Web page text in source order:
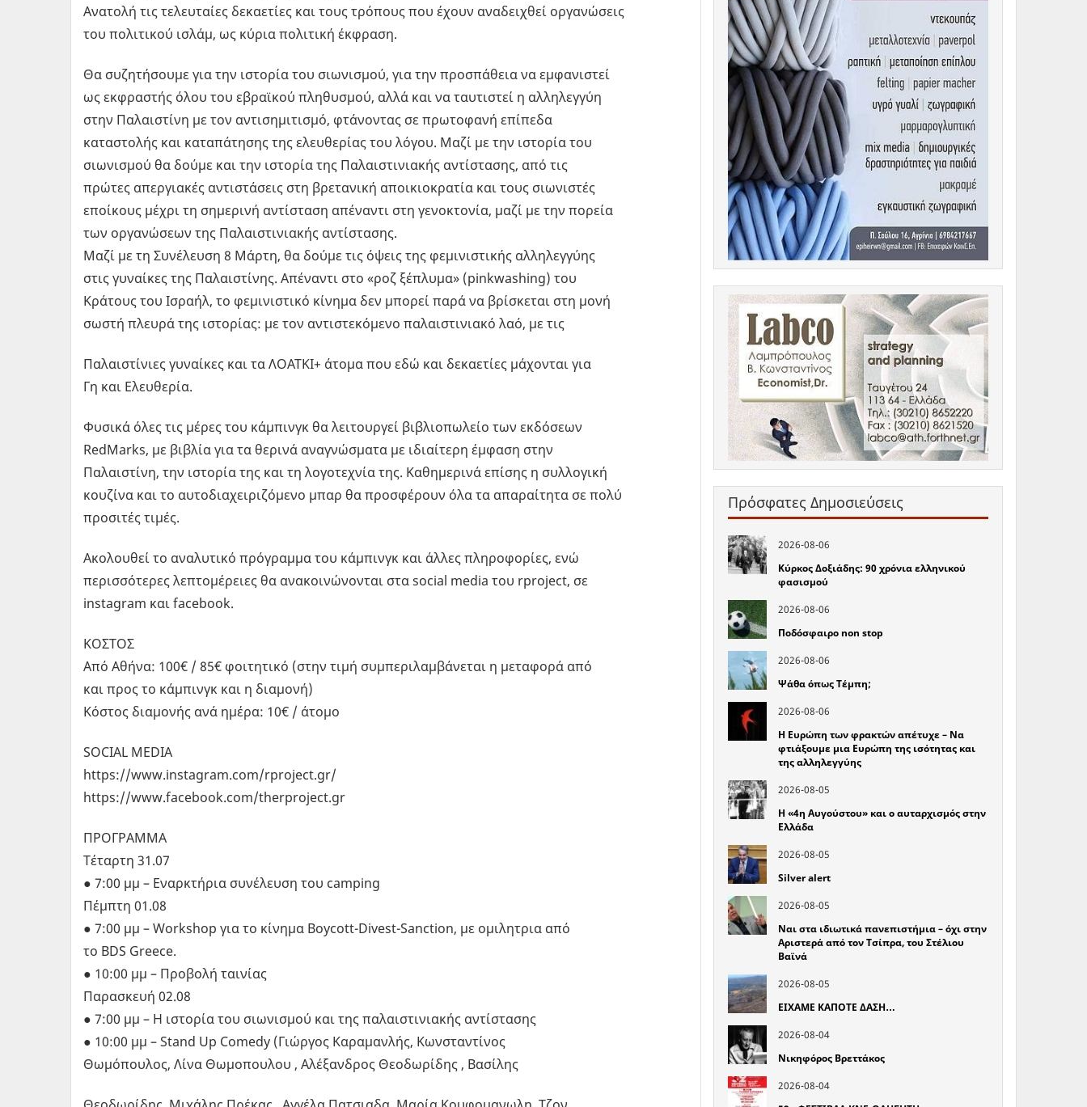
Ανατολή τις τελευταίες δεκαετίες και τους τρόπους που έχουν αναδειχθεί οργανώσεις
του πολιτικού ισλάμ, ως κύρια πολιτική έκφραση.
Θα συζητήσουμε για την ιστορία του σιωνισμού, για την προσπάθεια να εμφανιστεί
ως εκφραστής όλου του εβραϊκού πληθυσμού, αλλά και να ταυτιστεί η αλληλεγγύη
στην Παλαιστίνη με τον αντισημιτισμό, φτάνοντας σε πρωτοφανή επίπεδα
καταστολής και καταπάτησης της ελευθερίας του λόγου. Μαζί με την ιστορία του
σιωνισμού θα δούμε και την ιστορία της Παλαιστινιακής αντίστασης, από τις
πρώτες απεργιακές αντιστάσεις στη βρετανική αποικιοκρατία και τους σιωνιστές
εποίκους μέχρι τη σημερινή αντίσταση απέναντι στη γενοκτονία, μαζί με την πορεία
των οργανώσεων της Παλαιστινιακής αντίστασης.
Μαζί με τη Συνέλευση 8 Μάρτη, θα δούμε τις όψεις της φεμινιστικής αλληλεγγύης
στις γυναίκες της Παλαιστίνης. Απέναντι στο «ροζ ξέπλυμα» (pinkwashing) του
Κράτους του Ισραήλ, το φεμινιστικό κίνημα δεν μπορεί παρά να βρίσκεται στη μονή
σωστή πλευρά της ιστορίας: με τον αντιστεκόμενο παλαιστινιακό λαό, με τις
Παλαιστίνιες γυναίκες και τα ΛΟΑΤΚΙ+ άτομα που εδώ και δεκαετίες μάχονται για
Γη και Ελευθερία.
Φυσικά όλες τις μέρες του κάμπινγκ θα λειτουργεί βιβλιοπωλείο των εκδόσεων
RedMarks, με βιβλία για τα θερινά αναγνώσματα με ιδιαίτερη έμφαση στην
Παλαιστίνη, την ιστορία της και τη λογοτεχνία της. Καθημερινά επίσης η συλλογική
κουζίνα και το αυτοδιαχειριζόμενο μπαρ θα προσφέρουν όλα τα απαραίτητα σε πολύ
προσιτές τιμές.
Ακολουθεί το αναλυτικό πρόγραμμα του κάμπινγκ και άλλες πληροφορίες, ενώ
περισσότερες λεπτομέρειες θα ανακοινώνονται στα social media του rproject, σε
instagram και facebook.
ΚΟΣΤΟΣ
Από Αθήνα: 100€ / 85€ φοιτητικό (στην τιμή συμπεριλαμβάνεται η μεταφορά από
και προς το κάμπινγκ και η διαμονή)
Κόστος διαμονής ανά ημέρα: 10€ / άτομο
SOCIAL MEDIA
https://www.instagram.com/rproject.gr/
https://www.facebook.com/therproject.gr
ΠΡΟΓΡΑΜΜΑ
Τέταρτη 31.07
● 7:00 μμ – Εναρκτήρια συνέλευση του camping
Πέμπτη 01.08
● 7:00 μμ – Workshop για το κίνημα Boycott-Divest-Sanction, με ομιλητρια από
το BDS Greece.
● 10:00 μμ – Προβολή ταινίας
Παρασκευή 02.08
● 7:00 μμ – Η ιστορία του σιωνισμού και της παλαιστινιακής αντίστασης
● 10:00 μμ – Stand Up Comedy (Γιώργος Καραμανλής, Κωνσταντίνος
Θωμόπουλος, Λίνα Θωμοπουλου , Αλέξανδρος Θεοδωρίδης , Βασίλης
Πρόσφατες Δημοσιεύσεις
2026-08-06
Κύρκος Δοξιάδης: 90 χρόνια ελληνικού
φασισμού
2026-08-06
Ποδόσφαιρο non stop
2026-08-06
Ψάθα όπως Τέμπη;
2026-08-06
Η Ευρώπη των φρακτών απέτυχε – Να
φτιάξουμε μια Ευρώπη της ισότητας και
της αλληλεγγύης
2026-08-05
Η «4η Αυγούστου» και ο αυταρχισμός στην
Ελλάδα
2026-08-05
Silver alert
2026-08-05
Ναι στα ιδιωτικά πανεπιστήμια – όχι στην
Αριστερά από τον Τσίπρα, του Στέλιου
Βαϊνά
2026-08-05
ΕΙΧΑΜΕ ΚΑΠΟΤΕ ΔΑΣΗ…
2026-08-04
Νικηφόρος Βρεττάκος
2026-08-04